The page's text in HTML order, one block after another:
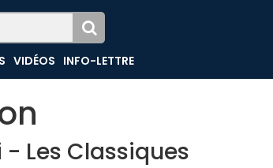
VIDÉOS INFO-LETTRE
- Les Classiques